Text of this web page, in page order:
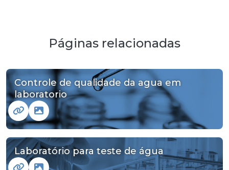
Páginas relacionadas
Controle de qualidade da agua em
laboratorio
Laboratório para teste de água